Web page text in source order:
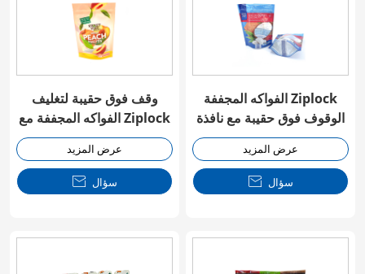
وقف فوق حقيبة لتغليف
الفواكه المجففة مع Ziplock
عرض المزيد
 سؤال
الفواكه المجففة Ziplock
الوقوف فوق حقيبة مع نافذة
عرض المزيد
 سؤال